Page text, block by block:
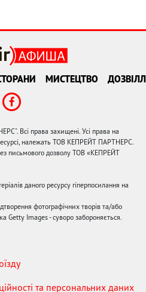
МИСТЕЦТВО
Всі права захищені. Усі права на
належать ТОВ КЕПРЕЙТ ПАРТНЕРС.
письмового дозволу ТОВ «КЕПРЕЙТ
даного ресурсу гіперпосилання на
фотографічних творів та/або
Getty Images - суворо забороняється.
та персональних даних